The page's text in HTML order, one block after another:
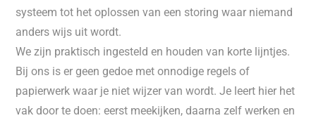
systeem tot het oplossen van een storing waar niemand
anders wijs uit wordt.
We zijn praktisch ingesteld en houden van korte lijntjes.
Bij ons is er geen gedoe met onnodige regels of
papierwerk waar je niet wijzer van wordt. Je leert hier het
vak door te doen: eerst meekijken, daarna zelf werken en